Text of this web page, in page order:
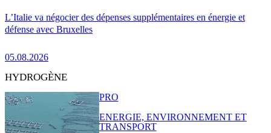
L’Italie va négocier des dépenses supplémentaires en énergie et
défense avec Bruxelles
05.08.2026
HYDROGÈNE
PRO
ENERGIE, ENVIRONNEMENT ET
TRANSPORT